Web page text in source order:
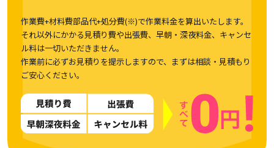
作業費+材料費部品代+処分費(※)で作業料金を算出いたします。
それ以外にかかる見積り費や出張費、早朝・深夜料金、キャンセ
ル料は一切いただきません。
作業前に必ずお見積りを提示しますので、まずは相談・見積もり
ご安心ください。